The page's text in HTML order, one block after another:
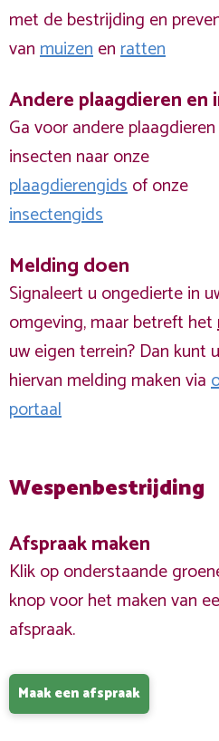
met de bestrijding en
vanmuizenenratten
Andere plaagdieren en
Ga voor andere
insecten naar onze
plaagdierengidsof onze
insectengids
Melding doen
Signaleert u ongedierte in
omgeving, maar betreft het
uw eigen terrein? Dan kunt u
hiervan melding maken via
portaal
Wespenbestrijding
Afspraak maken
Klik op onderstaande
knop voor het maken van
afspraak.
Maak een afspraak